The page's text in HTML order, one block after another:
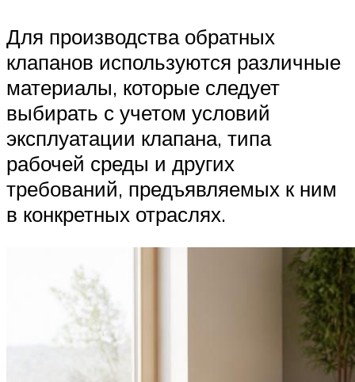
Для производства обратных
клапанов используются различные
материалы, которые следует
выбирать с учетом условий
эксплуатации клапана, типа
рабочей среды и других
требований, предъявляемых к ним
в конкретных отраслях.